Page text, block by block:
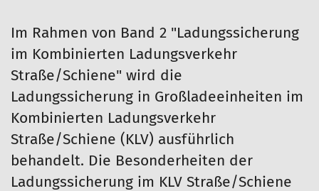
Im Rahmen von Band 2 "Ladungssicherung
im Kombinierten Ladungsverkehr
Straße/Schiene" wird die
Ladungssicherung in Großladeeinheiten im
Kombinierten Ladungsverkehr
Straße/Schiene (KLV) ausführlich
behandelt. Die Besonderheiten der
Ladungssicherung im KLV Straße/Schiene